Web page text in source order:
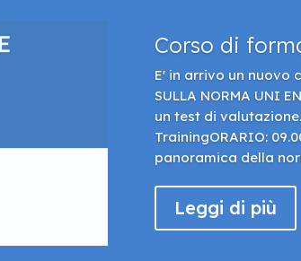
Corso di
E' in arrivo un nuovo
SULLA NORMA UNI
un test di
TrainingORARIO:
panoramica della
Leggi di più